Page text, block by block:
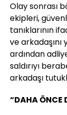
Olay sonrası
ekipleri,
tanıklarının
ve
ardından
saldırıyı
arkadaşı
“DAHA ÖNCE